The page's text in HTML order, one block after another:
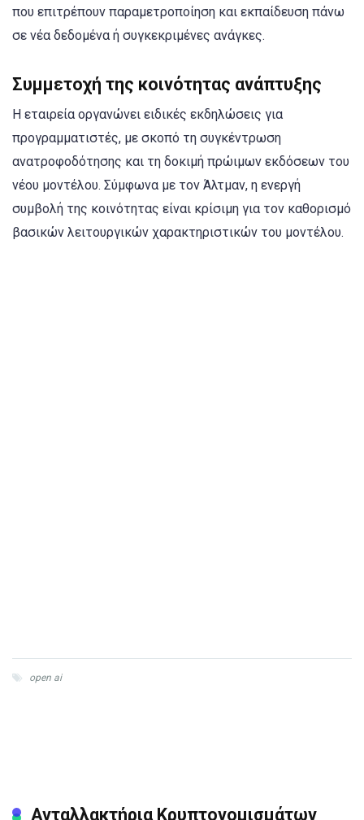
που επιτρέπουν παραμετροποίηση και εκπαίδευση πάνω
σε νέα δεδομένα ή συγκεκριμένες ανάγκες.
Συμμετοχή της κοινότητας ανάπτυξης
Η εταιρεία οργανώνει ειδικές εκδηλώσεις για
προγραμματιστές, με σκοπό τη συγκέντρωση
ανατροφοδότησης και τη δοκιμή πρώιμων εκδόσεων του
νέου μοντέλου. Σύμφωνα με τον Άλτμαν, η ενεργή
συμβολή της κοινότητας είναι κρίσιμη για τον καθορισμό
βασικών λειτουργικών χαρακτηριστικών του μοντέλου.
open ai
Ανταλλακτήρια Κρυπτονομισμάτων